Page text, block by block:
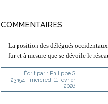
COMMENTAIRES
La position des délégués
fur et à mesure que se dévoile le
Écrit par : Philippe G
23h54 - mercredi 11 février
2026